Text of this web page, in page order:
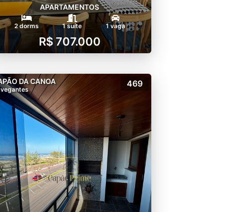
APARTAMENTOS
2 dorms 1 suíte 1 vaga
R$ 707.000
DA CANOA 469